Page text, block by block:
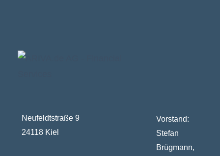
Neufeldtstraße 9
24118 Kiel
Vorstand:
Stefan
Brügmann,